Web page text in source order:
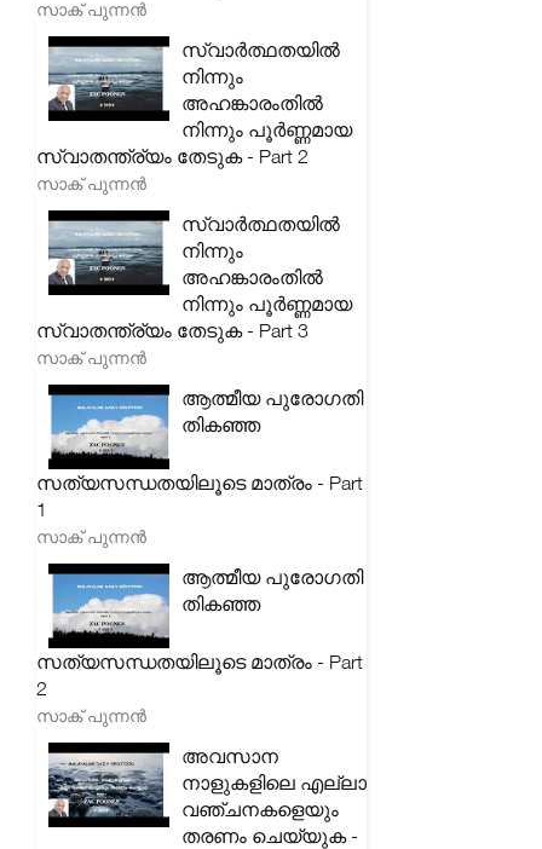
സാക് പുന്നൻ
സ്വാർത്ഥതയിൽ
നിന്നും
അഹങ്കാരംതിൽ
നിന്നും പൂർണ്ണമായ
സ്വാതന്ത്ര്യം തേടുക - Part 2
സാക് പുന്നൻ
സ്വാർത്ഥതയിൽ
നിന്നും
അഹങ്കാരംതിൽ
നിന്നും പൂർണ്ണമായ
സ്വാതന്ത്ര്യം തേടുക - Part 3
സാക് പുന്നൻ
ആത്മീയ പുരോഗതി
തികഞ്ഞ
സത്യസന്ധതയിലൂടെ മാത്രം - Part
1
സാക് പുന്നൻ
ആത്മീയ പുരോഗതി
തികഞ്ഞ
സത്യസന്ധതയിലൂടെ മാത്രം - Part
2
സാക് പുന്നൻ
അവസാന
നാളുകളിലെ എല്ലാ
വഞ്ചനകളെയും
തരണം ചെയ്യുക -